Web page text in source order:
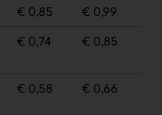
€ 0,85
€ 0,99
€ 0,74 € 0,85
€ 0,58 € 0,66